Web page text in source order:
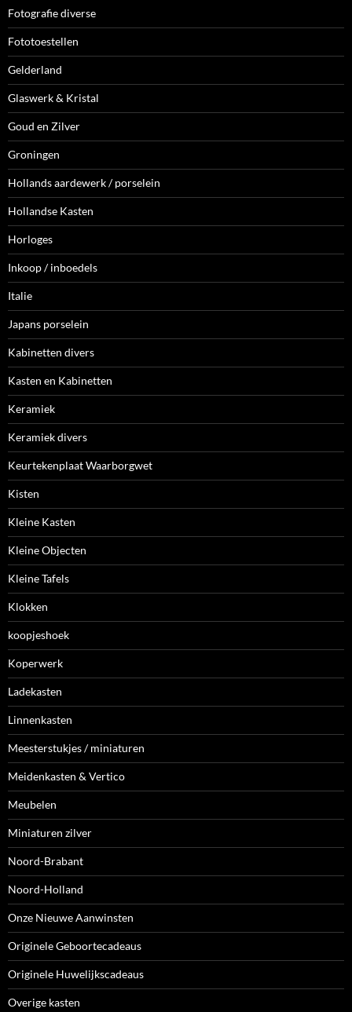
Fotografie diverse
Fototoestellen
Gelderland
Glaswerk & Kristal
Goud en Zilver
Groningen
Hollands aardewerk / porselein
Hollandse Kasten
Horloges
Inkoop / inboedels
Italie
Japans porselein
Kabinetten divers
Kasten en Kabinetten
Keramiek
Keramiek divers
Keurtekenplaat Waarborgwet
Kisten
Kleine Kasten
Kleine Objecten
Kleine Tafels
Klokken
koopjeshoek
Koperwerk
Ladekasten
Linnenkasten
Meesterstukjes / miniaturen
Meidenkasten & Vertico
Meubelen
Miniaturen zilver
Noord-Brabant
Noord-Holland
Onze Nieuwe Aanwinsten
Originele Geboortecadeaus
Originele Huwelijkscadeaus
Overige kasten